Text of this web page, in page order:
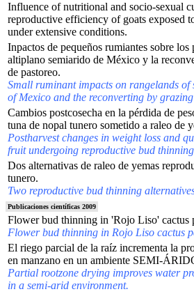
Influence of nutritional and socio-sexual
reproductive efficiency of goats exposed
under extensive conditions.
Inpactos de pequeños rumiantes sobre los
altiplano semiarido de México y la
de pastoreo.
Small ruminant impacts on rangelands of
of Mexico and the reconverting by grazing
Cambios postcosecha en la pérdida de
tuna de nopal tunero sometido a raleo de
Postharvest changes in weight loss and
fruit undergoing reproductive bud
Dos alternativas de raleo de yemas
tunero.
Two reproductive bud thinning
Publicaciones científicas 2009
Flower bud thinning in 'Rojo Liso' cactus
Flower bud thinning in Rojo Liso cactus
El riego parcial de la raíz incrementa la
en manzano en un ambiente SEMI-
Partial rootzone drying improves water
in a semi-arid environment.